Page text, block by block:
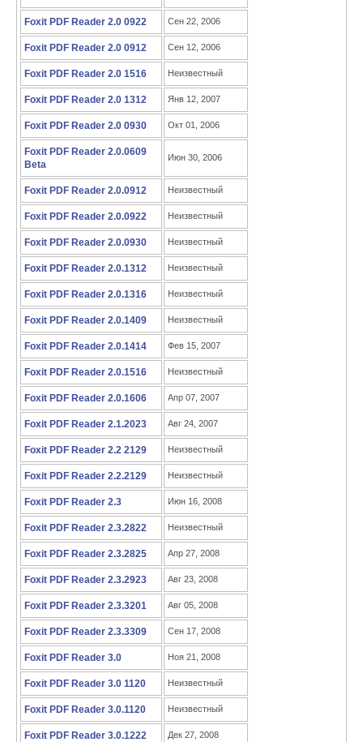
Foxit PDF Reader 2.0 0922 Сен 22, 2006
Foxit PDF Reader 2.0 0912 Сен 12, 2006
Foxit PDF Reader 2.0 1516 Неизвестный
Foxit PDF Reader 2.0 1312 Янв 12, 2007
Foxit PDF Reader 2.0 0930 Окт 01, 2006
Foxit PDF Reader 2.0.0609
Beta
Июн 30, 2006
Foxit PDF Reader 2.0.0912 Неизвестный
Foxit PDF Reader 2.0.0922 Неизвестный
Foxit PDF Reader 2.0.0930 Неизвестный
Foxit PDF Reader 2.0.1312 Неизвестный
Foxit PDF Reader 2.0.1316 Неизвестный
Foxit PDF Reader 2.0.1409 Неизвестный
Foxit PDF Reader 2.0.1414 Фев 15, 2007
Foxit PDF Reader 2.0.1516 Неизвестный
Foxit PDF Reader 2.0.1606 Апр 07, 2007
Foxit PDF Reader 2.1.2023 Авг 24, 2007
Foxit PDF Reader 2.2 2129 Неизвестный
Foxit PDF Reader 2.2.2129 Неизвестный
Foxit PDF Reader 2.3 Июн 16, 2008
Foxit PDF Reader 2.3.2822 Неизвестный
Foxit PDF Reader 2.3.2825 Апр 27, 2008
Foxit PDF Reader 2.3.2923 Авг 23, 2008
Foxit PDF Reader 2.3.3201 Авг 05, 2008
Foxit PDF Reader 2.3.3309 Сен 17, 2008
Foxit PDF Reader 3.0 Ноя 21, 2008
Foxit PDF Reader 3.0 1120 Неизвестный
Foxit PDF Reader 3.0.1120 Неизвестный
Foxit PDF Reader 3.0.1222 Дек 27, 2008